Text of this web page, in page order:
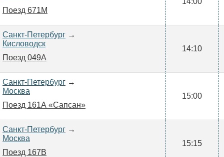
Поезд 671М
Санкт-Петербург →
Кисловодск
Поезд 049А
14:10
Санкт-Петербург →
Москва
Поезд 161А «Сапсан»
15:00
Санкт-Петербург →
Москва
Поезд 167В
15:15